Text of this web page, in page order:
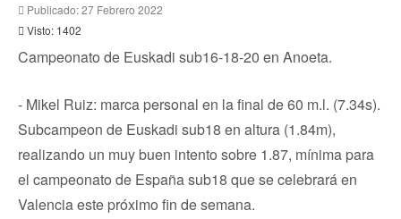
Publicado: 27 Febrero 2022
Visto: 1402
Campeonato de Euskadi sub16-18-20 en Anoeta.
- Mikel Ruiz: marca personal en la final de 60 m.l. (7.34s).
Subcampeon de Euskadi sub18 en altura (1.84m),
realizando un muy buen intento sobre 1.87, mínima para
el campeonato de España sub18 que se celebrará en
Valencia este próximo fin de semana.